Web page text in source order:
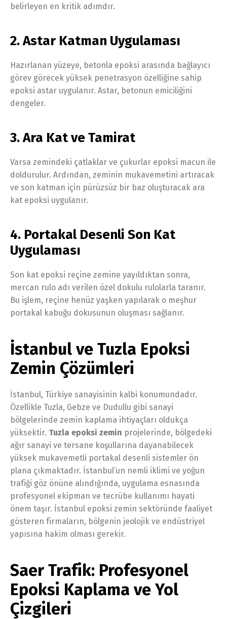
belirleyen en kritik adımdır.
2. Astar Katman Uygulaması
Hazırlanan yüzeye, betonla epoksi arasında bağlayıcı
görev görecek yüksek penetrasyon özelliğine sahip
epoksi astar uygulanır. Astar, betonun emiciliğini
dengeler.
3. Ara Kat ve Tamirat
Varsa zemindeki çatlaklar ve çukurlar epoksi macun ile
doldurulur. Ardından, zeminin mukavemetini artıracak
ve son katman için pürüzsüz bir baz oluşturacak ara
kat epoksi uygulanır.
4. Portakal Desenli Son Kat
Uygulaması
Son kat epoksi reçine zemine yayıldıktan sonra,
mercan rulo adı verilen özel dokulu rulolarla taranır.
Bu işlem, reçine henüz yaşken yapılarak o meşhur
portakal kabuğu dokusunun oluşması sağlanır.
İstanbul ve Tuzla Epoksi
Zemin Çözümleri
İstanbul, Türkiye sanayisinin kalbi konumundadır.
Özellikle Tuzla, Gebze ve Dudullu gibi sanayi
bölgelerinde zemin kaplama ihtiyaçları oldukça
yüksektir. Tuzla epoksi zemin projelerinde, bölgedeki
ağır sanayi ve tersane koşullarına dayanabilecek
yüksek mukavemetli portakal desenli sistemler ön
plana çıkmaktadır. İstanbul’un nemli iklimi ve yoğun
trafiği göz önüne alındığında, uygulama esnasında
profesyonel ekipman ve tecrübe kullanımı hayati
önem taşır. İstanbul epoksi zemin sektöründe faaliyet
gösteren firmaların, bölgenin jeolojik ve endüstriyel
yapısına hakim olması gerekir.
Saer Trafik: Profesyonel
Epoksi Kaplama ve Yol
Çizgileri